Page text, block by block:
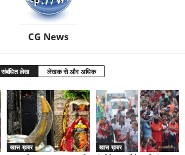
CG News
संबंधित लेख लेखक से और अधिक
खास ख़बर खास ख़बर